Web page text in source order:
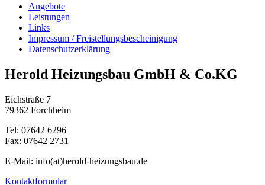
Angebote
Leistungen
Links
Impressum / Freistellungsbescheinigung
Datenschutzerklärung
Herold Heizungsbau GmbH & Co.KG
Eichstraße 7
79362 Forchheim
Tel: 07642 6296
Fax: 07642 2731
E-Mail: info(at)herold-heizungsbau.de
Kontaktformular